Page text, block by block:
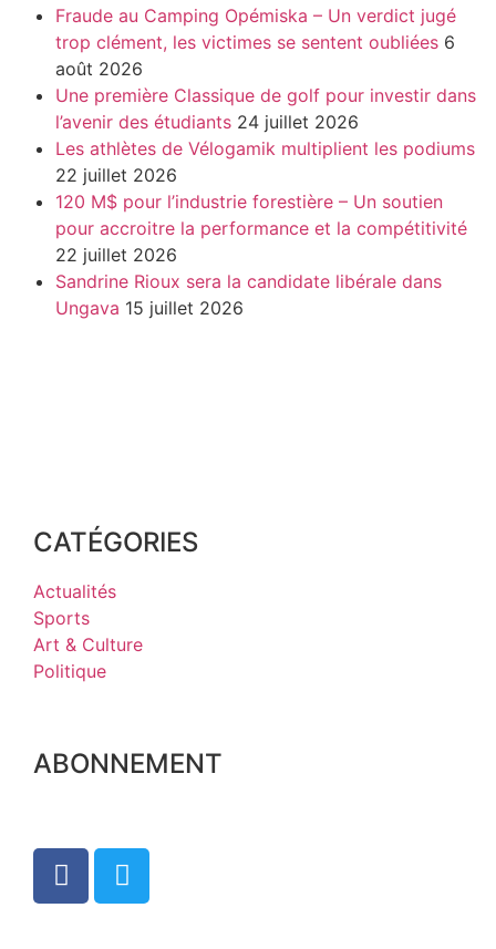
Fraude au Camping Opémiska – Un verdict jugé
trop clément, les victimes se sentent oubliées 6
août 2026
Une première Classique de golf pour investir dans
l’avenir des étudiants 24 juillet 2026
Les athlètes de Vélogamik multiplient les podiums
22 juillet 2026
120 M$ pour l’industrie forestière – Un soutien
pour accroitre la performance et la compétitivité
22 juillet 2026
Sandrine Rioux sera la candidate libérale dans
Ungava 15 juillet 2026
CATÉGORIES
Actualités
Sports
Art & Culture
Politique
ABONNEMENT